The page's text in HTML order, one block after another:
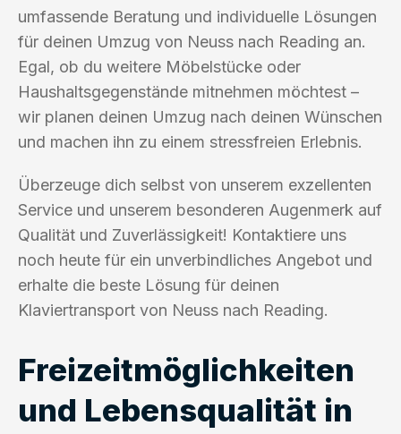
umfassende Beratung und individuelle Lösungen
für deinen Umzug von Neuss nach Reading an.
Egal, ob du weitere Möbelstücke oder
Haushaltsgegenstände mitnehmen möchtest –
wir planen deinen Umzug nach deinen Wünschen
und machen ihn zu einem stressfreien Erlebnis.
Überzeuge dich selbst von unserem exzellenten
Service und unserem besonderen Augenmerk auf
Qualität und Zuverlässigkeit! Kontaktiere uns
noch heute für ein unverbindliches Angebot und
erhalte die beste Lösung für deinen
Klaviertransport von Neuss nach Reading.
Freizeitmöglichkeiten
und Lebensqualität in